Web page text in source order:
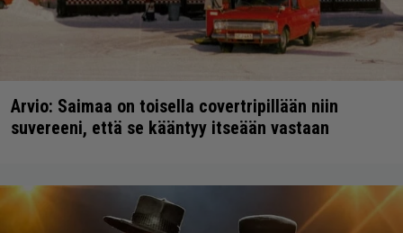
Arvio: Saimaa on toisella covertripillään niin
suvereeni, että se kääntyy itseään vastaan